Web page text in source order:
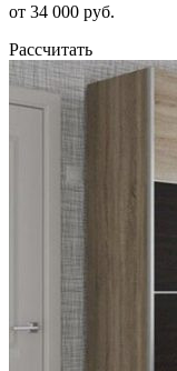
от 34 000 руб.
Рассчитать